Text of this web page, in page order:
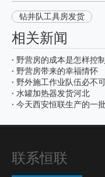
钻井队工具房发货
相关新闻
野营房的成本是怎样控
野营房带来的幸福情怀
野外施工作业队伍必不
水罐加热器发货河北
今天西安恒联生产的一
联系恒联